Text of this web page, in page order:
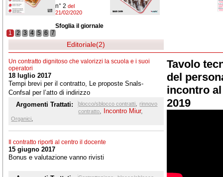
n° 2 del
21/02/2020
Sfoglia il giornale
1 2 3 4 5 6 7
Editoriale(2)
Un contratto dignitoso che valorizzi la scuola e i suoi
operatori
18 luglio 2017
Tempi brevi per il contratto, Le proposte Snals-
Confsal per l’atto di indirizzo
Argomenti Trattati:
blocco/sblocco contratti, rinnovo
contratto, Incontro Miur,
Organici,
Il contratto riporti al centro il docente
15 giugno 2017
Bonus e valutazione vanno rivisti
Tavolo
del
incontro
2019